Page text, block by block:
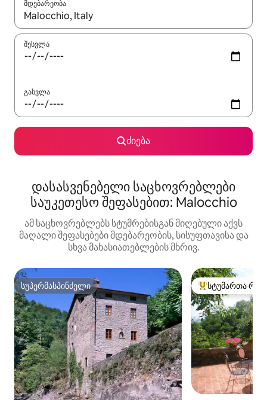
მდებარეობა
როცა შედეგები ხელმისაწვდომი გახდება, ნავიგაციისთვის
შესვლა
გასვლა
ძიება
დასასვენებელი საცხოვრებლები
საუკეთესო შეფასებით: Malocchio
ამ საცხოვრებლებს სტუმრებისგან მიღებული აქვს
მაღალი შეფასებები მდებარეობის, სისუფთავისა და
სხვა მახასიათებლების მხრივ.
სუპერმასპინძელი
სუპერმასპინძელი სტუმართა
სტუმართა